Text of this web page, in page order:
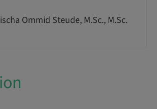
Ommid Steude, M.Sc., M.Sc.